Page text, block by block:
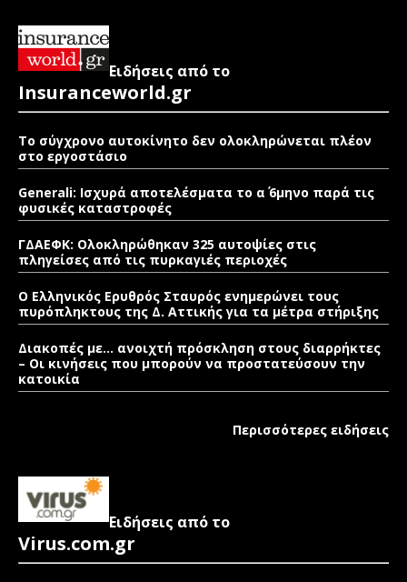
Ειδήσεις από το
Insuranceworld.gr
Το σύγχρονο αυτοκίνητο δεν ολοκληρώνεται πλέον
στο εργοστάσιο
Generali: Ισχυρά αποτελέσματα το α΄ 6μηνο παρά τις
φυσικές καταστροφές
ΓΔΑΕΦΚ: Ολοκληρώθηκαν 325 αυτοψίες στις
πληγείσες από τις πυρκαγιές περιοχές
Ο Ελληνικός Ερυθρός Σταυρός ενημερώνει τους
πυρόπληκτους της Δ. Αττικής για τα μέτρα στήριξης
Διακοπές με… ανοιχτή πρόσκληση στους διαρρήκτες
– Οι κινήσεις που μπορούν να προστατεύσουν την
κατοικία
Περισσότερες ειδήσεις
Ειδήσεις από το
Virus.com.gr